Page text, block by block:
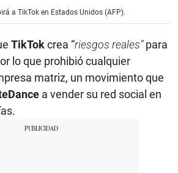
a TikTok en Estados Unidos (AFP).
TikTokcrea “riesgos reales”para
lo que prohibió cualquier
matriz, un movimiento que
a vender su red social en